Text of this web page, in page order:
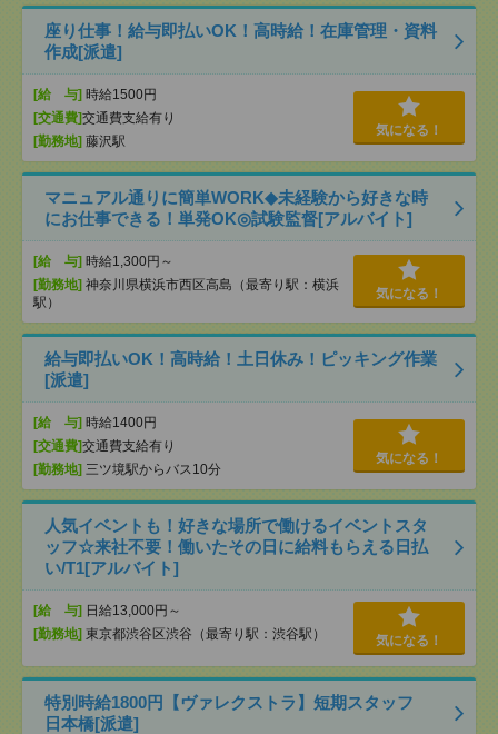
座り仕事！給与即払いOK！高時給！在庫管理・資料
作成[派遣]
[給 与] 時給1500円
[交通費]交通費支給有り
[勤務地] 藤沢駅
気になる！
マニュアル通りに簡単WORK◆未経験から好きな時
にお仕事できる！単発OK◎試験監督[アルバイト]
[給 与] 時給1,300円～
[勤務地] 神奈川県横浜市西区高島（最寄り駅：横浜
駅）
気になる！
給与即払いOK！高時給！土日休み！ピッキング作業
[派遣]
[給 与] 時給1400円
[交通費]交通費支給有り
[勤務地] 三ツ境駅からバス10分
気になる！
人気イベントも！好きな場所で働けるイベントスタ
ッフ☆来社不要！働いたその日に給料もらえる日払
い/T1[アルバイト]
[給 与] 日給13,000円～
[勤務地] 東京都渋谷区渋谷（最寄り駅：渋谷駅） 気になる！
特別時給1800円【ヴァレクストラ】短期スタッフ
日本橋[派遣]